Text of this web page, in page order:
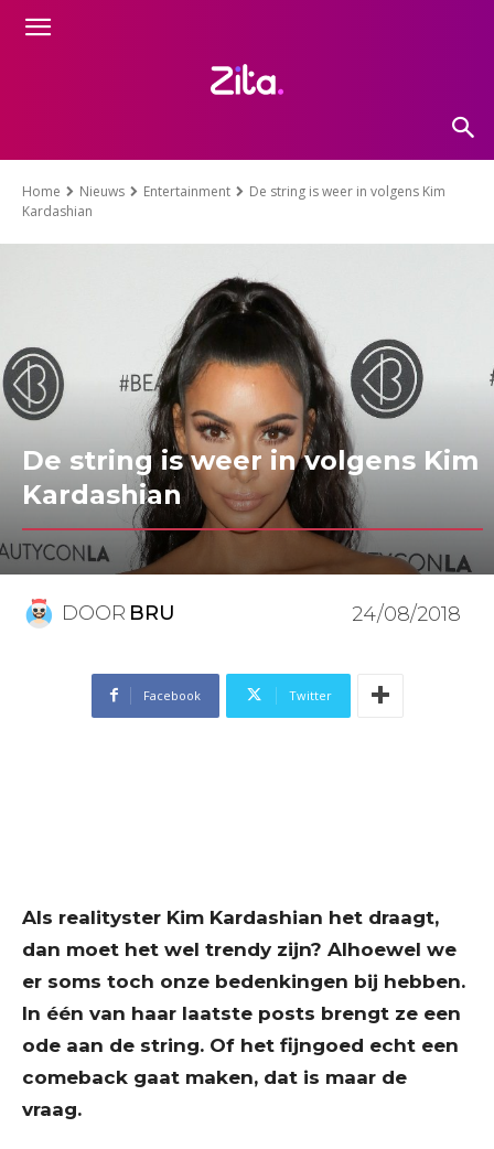
Home Nieuws Entertainment
De string is weer in volgens Kim
Kardashian
De string is weer in volgens Kim
Kardashian
DOOR BRU 24/08/2018
Facebook Twitter
Als realityster Kim Kardashian het draagt,
dan moet het wel trendy zijn? Alhoewel we
er soms toch onze bedenkingen bij hebben.
In één van haar laatste posts brengt ze een
ode aan de string. Of het fijngoed echt een
comeback gaat maken, dat is maar de
vraag.